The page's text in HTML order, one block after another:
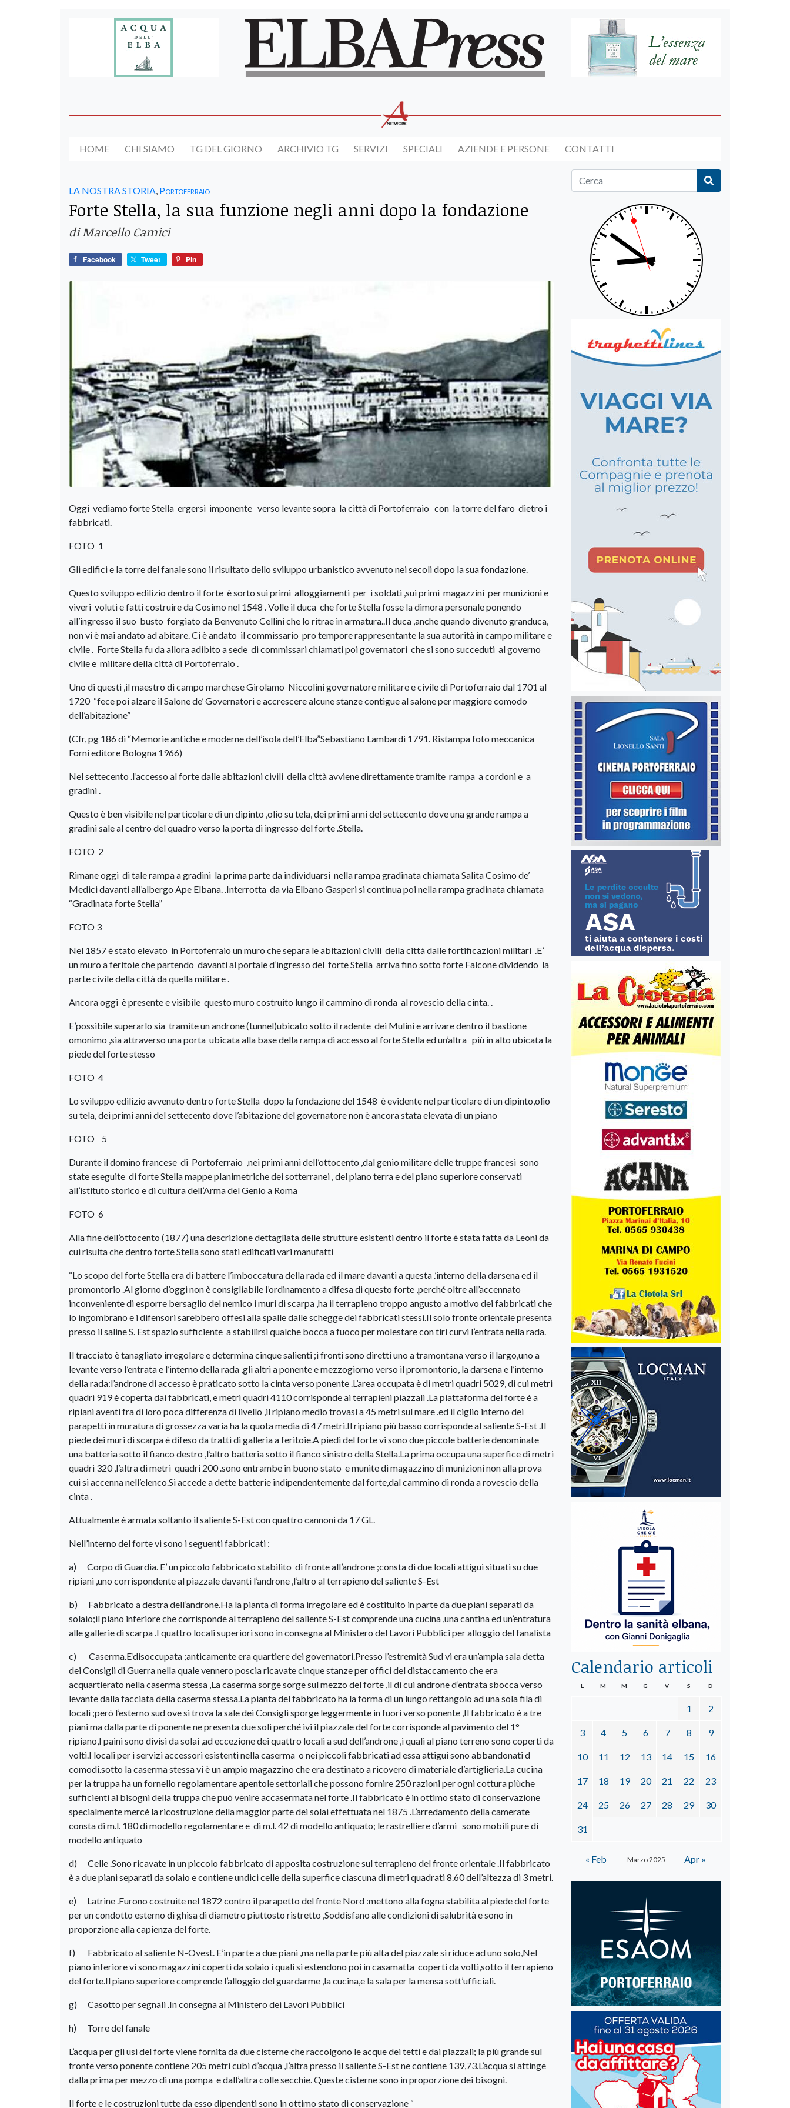
HOME CHI SIAMO TG DEL GIORNO ARCHIVIO TG SERVIZI SPECIALI AZIENDE E PERSONE CONTATTI
LA NOSTRA STORIA Portoferraio
Forte Stella, la sua funzione negli anni dopo la fondazione
di Marcello Camici
Facebook Tweet Pin
Oggi vediamo forte Stella ergersi imponente verso levante sopra la città di Portoferraio con la torre del faro dietro i
fabbricati.
FOTO 1
Gli edifici e la torre del fanale sono il risultato dello sviluppo urbanistico avvenuto nei secoli dopo la sua fondazione.
Questo sviluppo edilizio dentro il forte è sorto sui primi alloggiamenti per i soldati ,sui primi magazzini per munizioni e
viveri voluti e fatti costruire da Cosimo nel 1548 . Volle il duca che forte Stella fosse la dimora personale ponendo
all’ingresso il suo busto forgiato da Benvenuto Cellini che lo ritrae in armatura..Il duca ,anche quando divenuto granduca,
non vi è mai andato ad abitare. Ci è andato il commissario pro tempore rappresentante la sua autorità in campo militare e
civile . Forte Stella fu da allora adibito a sede di commissari chiamati poi governatori che si sono succeduti al governo
civile e militare della città di Portoferraio .
Uno di questi ,il maestro di campo marchese Girolamo Niccolini governatore militare e civile di Portoferraio dal 1701 al
1720 “fece poi alzare il Salone de’ Governatori e accrescere alcune stanze contigue al salone per maggiore comodo
dell’abitazione”
(Cfr, pg 186 di “Memorie antiche e moderne dell’isola dell’Elba”Sebastiano Lambardi 1791. Ristampa foto meccanica
Forni editore Bologna 1966)
Nel settecento .l’accesso al forte dalle abitazioni civili della città avviene direttamente tramite rampa a cordoni e a
gradini .
Questo è ben visibile nel particolare di un dipinto ,olio su tela, dei primi anni del settecento dove una grande rampa a
gradini sale al centro del quadro verso la porta di ingresso del forte .Stella.
FOTO 2
Rimane oggi di tale rampa a gradini la prima parte da individuarsi nella rampa gradinata chiamata Salita Cosimo de’
Medici davanti all’albergo Ape Elbana. .Interrotta da via Elbano Gasperi si continua poi nella rampa gradinata chiamata
“Gradinata forte Stella”
FOTO 3
Nel 1857 è stato elevato in Portoferraio un muro che separa le abitazioni civili della città dalle fortificazioni militari .E’
un muro a feritoie che partendo davanti al portale d’ingresso del forte Stella arriva fino sotto forte Falcone dividendo la
parte civile della città da quella militare .
Ancora oggi è presente e visibile questo muro costruito lungo il cammino di ronda al rovescio della cinta. .
E’possibile superarlo sia tramite un androne (tunnel)ubicato sotto il radente dei Mulini e arrivare dentro il bastione
omonimo ,sia attraverso una porta ubicata alla base della rampa di accesso al forte Stella ed un’altra più in alto ubicata la
piede del forte stesso
FOTO 4
Lo sviluppo edilizio avvenuto dentro forte Stella dopo la fondazione del 1548 è evidente nel particolare di un dipinto,olio
su tela, dei primi anni del settecento dove l’abitazione del governatore non è ancora stata elevata di un piano
FOTO 5
Durante il domino francese di Portoferraio ,nei primi anni dell’ottocento ,dal genio militare delle truppe francesi sono
state eseguite di forte Stella mappe planimetriche dei sotterranei , del piano terra e del piano superiore conservati
all’istituto storico e di cultura dell’Arma del Genio a Roma
FOTO 6
Alla fine dell’ottocento (1877) una descrizione dettagliata delle strutture esistenti dentro il forte è stata fatta da Leoni da
cui risulta che dentro forte Stella sono stati edificati vari manufatti
“Lo scopo del forte Stella era di battere l’imboccatura della rada ed il mare davanti a questa .’interno della darsena ed il
promontorio .Al giorno d’oggi non è consigliabile l’ordinamento a difesa di questo forte ,perché oltre all’accennato
inconveniente di esporre bersaglio del nemico i muri di scarpa ,ha il terrapieno troppo angusto a motivo dei fabbricati che
lo ingombrano e i difensori sarebbero offesi alla spalle dalle schegge dei fabbricati stessi.Il solo fronte orientale presenta
presso il saline S. Est spazio sufficiente a stabilirsi qualche bocca a fuoco per molestare con tiri curvi l’entrata nella rada.
Il tracciato è tanagliato irregolare e determina cinque salienti ;i fronti sono diretti uno a tramontana verso il largo,uno a
levante verso l’entrata e l’interno della rada ,gli altri a ponente e mezzogiorno verso il promontorio, la darsena e l’interno
della rada:l’androne di accesso è praticato sotto la cinta verso ponente .L’area occupata è di metri quadri 5029, di cui metri
quadri 919 è coperta dai fabbricati, e metri quadri 4110 corrisponde ai terrapieni piazzali .La piattaforma del forte è a
ripiani aventi fra di loro poca differenza di livello ,il ripiano medio trovasi a 45 metri sul mare .ed il ciglio interno dei
parapetti in muratura di grossezza varia ha la quota media di 47 metri.Il ripiano più basso corrisponde al saliente S-Est .Il
piede dei muri di scarpa è difeso da tratti di galleria a feritoie.A piedi del forte vi sono due piccole batterie denominate
una batteria sotto il fianco destro ,l’altro batteria sotto il fianco sinistro della Stella.La prima occupa una superfice di metri
quadri 320 ,l’altra di metri quadri 200 .sono entrambe in buono stato e munite di magazzino di munizioni non alla prova
cui si accenna nell’elenco.Si accede a dette batterie indipendentemente dal forte,dal cammino di ronda a rovescio della
cinta .
Attualmente è armata soltanto il saliente S-Est con quattro cannoni da 17 GL.
Nell’interno del forte vi sono i seguenti fabbricati :
a) Corpo di Guardia. E’ un piccolo fabbricato stabilito di fronte all’androne ;consta di due locali attigui situati su due
ripiani ,uno corrispondente al piazzale davanti l’androne ,l’altro al terrapieno del saliente S-Est
b) Fabbricato a destra dell’androne.Ha la pianta di forma irregolare ed è costituito in parte da due piani separati da
solaio;il piano inferiore che corrisponde al terrapieno del saliente S-Est comprende una cucina ,una cantina ed un’entratura
alle gallerie di scarpa .I quattro locali superiori sono in consegna al Ministero del Lavori Pubblici per alloggio del fanalista
c) Caserma.E’disoccupata ;anticamente era quartiere dei governatori.Presso l’estremità Sud vi era un’ampia sala detta
dei Consigli di Guerra nella quale vennero poscia ricavate cinque stanze per offici del distaccamento che era
acquartierato nella caserma stessa ,La caserma sorge sorge sul mezzo del forte ,il di cui androne d’entrata sbocca verso
levante dalla facciata della caserma stessa.La pianta del fabbricato ha la forma di un lungo rettangolo ad una sola fila di
locali ;però l’esterno sud ove si trova la sale dei Consigli sporge leggermente in fuori verso ponente ,Il fabbricato è a tre
piani ma dalla parte di ponente ne presenta due soli perché ivi il piazzale del forte corrisponde al pavimento del 1°
ripiano,I paini sono divisi da solai ,ad eccezione dei quattro locali a sud dell’androne ,i quali al piano terreno sono coperti da
volti.I locali per i servizi accessori esistenti nella caserma o nei piccoli fabbricati ad essa attigui sono abbandonati d
comodi.sotto la caserma stessa vi è un ampio magazzino che era destinato a ricovero di materiale d’artiglieria.La cucina
per la truppa ha un fornello regolamentare apentole settoriali che possono fornire 250 razioni per ogni cottura piùche
sufficienti ai bisogni della truppa che può venire accasermata nel forte .Il fabbricato è in ottimo stato di conservazione
specialmente mercè la ricostruzione della maggior parte dei solai effettuata nel 1875 .L’arredamento della camerate
consta di m.l. 180 di modello regolamentare e di m.l. 42 di modello antiquato; le rastrelliere d’armi sono mobili pure di
modello antiquato
d) Celle .Sono ricavate in un piccolo fabbricato di apposita costruzione sul terrapieno del fronte orientale .Il fabbricato
è a due piani separati da solaio e contiene undici celle della superfice ciascuna di metri quadrati 8.60 dell’altezza di 3 metri.
e) Latrine .Furono costruite nel 1872 contro il parapetto del fronte Nord :mettono alla fogna stabilita al piede del forte
per un condotto esterno di ghisa di diametro piuttosto ristretto ,Soddisfano alle condizioni di salubrità e sono in
proporzione alla capienza del forte.
f) Fabbricato al saliente N-Ovest. E’in parte a due piani ,ma nella parte più alta del piazzale si riduce ad uno solo,Nel
piano inferiore vi sono magazzini coperti da solaio i quali si estendono poi in casamatta coperti da volti,sotto il terrapieno
del forte.Il piano superiore comprende l’alloggio del guardarme ,la cucina,e la sala per la mensa sott’ufficiali.
g) Casotto per segnali .In consegna al Ministero dei Lavori Pubblici
h) Torre del fanale
L’acqua per gli usi del forte viene fornita da due cisterne che raccolgono le acque dei tetti e dai piazzali; la più grande sul
fronte verso ponente contiene 205 metri cubi d’acqua ,l’altra presso il saliente S-Est ne contiene 139,73.L’acqua si attinge
dalla prima per mezzo di una pompa e dall’altra colle secchie. Queste cisterne sono in proporzione dei bisogni.
Il forte e le costruzioni tutte da esso dipendenti sono in ottimo stato di conservazione “
Calendario articoli
Marzo 2025
L M M G V S D
1 2
3 4 5 6 7 8 9
10 11 12 13 14 15 16
17 18 19 20 21 22 23
24 25 26 27 28 29 30
31
« Feb Apr »